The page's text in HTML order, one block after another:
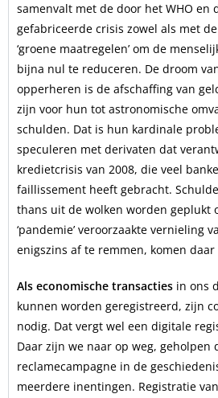
samenvalt met de door het WHO en
gefabriceerde crisis zowel als met
‘groene maatregelen’ om de
bijna nul te reduceren. De droom
opperheren is de afschaffing van
zijn voor hun tot astronomische
schulden. Dat is hun kardinale
speculeren met derivaten dat
kredietcrisis van 2008, die veel
faillissement heeft gebracht.
thans uit de wolken worden geplukt
‘pandemie’ veroorzaakte vernieling
enigszins af te remmen, komen daar
Als economische transacties in ons
kunnen worden geregistreerd, zijn
nodig. Dat vergt wel een digitale
Daar zijn we naar op weg, geholpen
reclamecampagne in de
meerdere inentingen. Registratie